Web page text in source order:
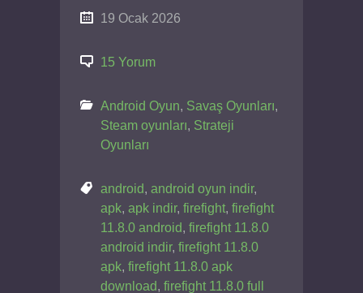
19 Ocak 2026
15 Yorum
Android Oyun, Savaş Oyunları,
Steam oyunları, Strateji
Oyunları
android, android oyun indir,
apk, apk indir, firefight, firefight
11.8.0 android, firefight 11.8.0
android indir, firefight 11.8.0
apk, firefight 11.8.0 apk
download, firefight 11.8.0 full